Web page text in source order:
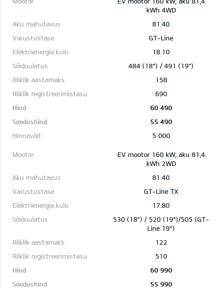
kWh 4WD
81.40
GT-Line
18.10
484 (18") / 491 (19")
158
690
60 490
55 490
5 000
EV mootor 160 kW; aku 81,4
kWh 2WD
81.40
GT-Line TX
17.80
530 (18") / 520 (19")/505 (GT-
Line 19")
122
510
60 990
55 990